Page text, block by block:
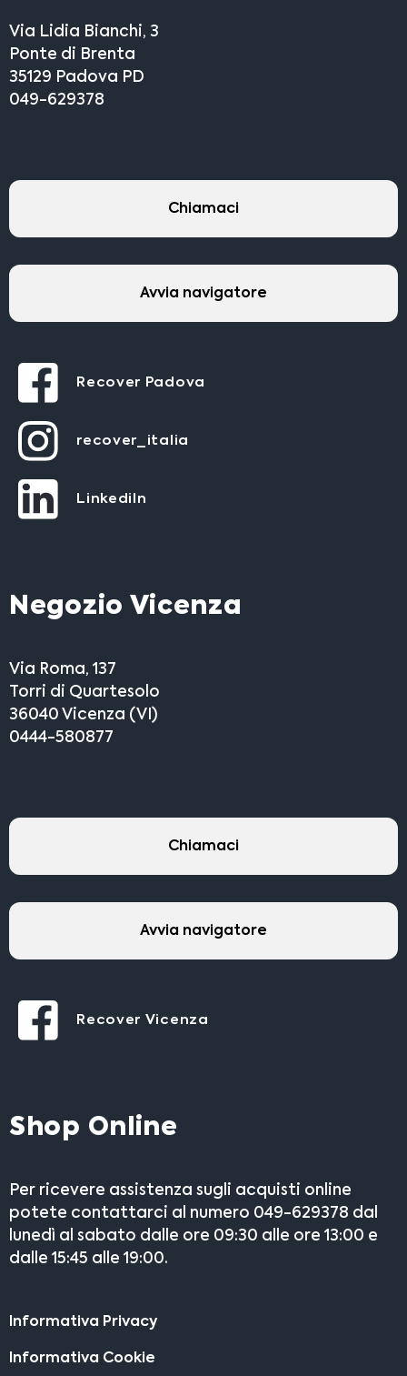
Via Lidia Bianchi, 3
Ponte di Brenta
35129 Padova PD
049-629378
Chiamaci
Avvia navigatore
Recover Padova
recover_italia
LinkediIn
Negozio Vicenza
Via Roma, 137
Torri di Quartesolo
36040 Vicenza (VI)
0444-580877
Chiamaci
Avvia navigatore
Recover Vicenza
Shop Online
Per ricevere assistenza sugli acquisti online
potete contattarci al numero 049-629378 dal
lunedì al sabato dalle ore 09:30 alle ore 13:00 e
dalle 15:45 alle 19:00.
Informativa Privacy
Informativa Cookie